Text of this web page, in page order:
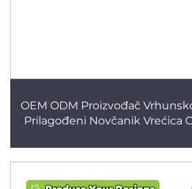
OEM ODM Proizvođač
Prilagođeni Novčanik Vrećica